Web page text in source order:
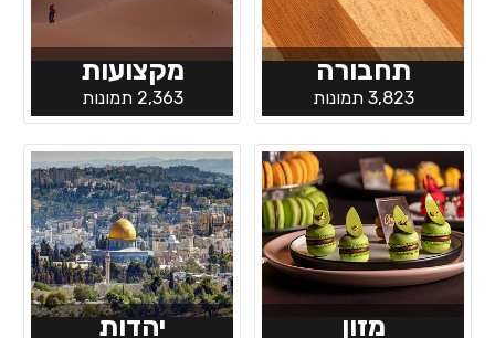
תחבורה
3,823 תמונות
מקצועות
2,363 תמונות
מזון יהדות